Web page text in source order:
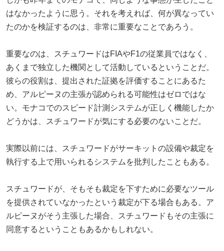
はなかったように思う。それを考えれば、何が異なってい
たのかを検証するのは、非常に重要なことであろう。
重要なのは、スチュワードはFIAやF1の従業員ではなく、
あくまで独立した機関として活動しているということだ。
彼らの役割は、提出された証拠を評価することにあるた
め、アルピーヌの主張が認められる可能性はゼロではな
い。モナコでのスピード計測システムが正しく機能したか
どうかは、スチュワードが気にする必要のないことだ。
実際以前には、スチュワードがサーキットの設備や裁定を
執行する上で用いられるシステムを批判したこともある。
スチュワードが、そもそも裁定を下すために必要なツール
を提供されていなかったという裁定が下る場合もある。ア
ルピーヌがそう主張した場合、スチュワードもその主張に
同意するということもあるかもしれない。